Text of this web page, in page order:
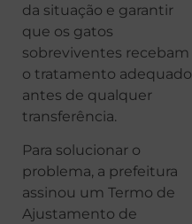
da situação e garantir
que os gatos
sobreviventes recebam
o tratamento adequado
antes de qualquer
transferência.
Para solucionar o
problema, a prefeitura
assinou um Termo de
Ajustamento de